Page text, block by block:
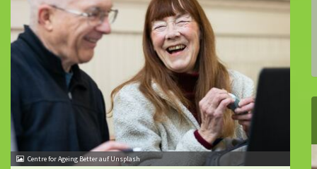
Centre for Ageing Better auf Unsplash